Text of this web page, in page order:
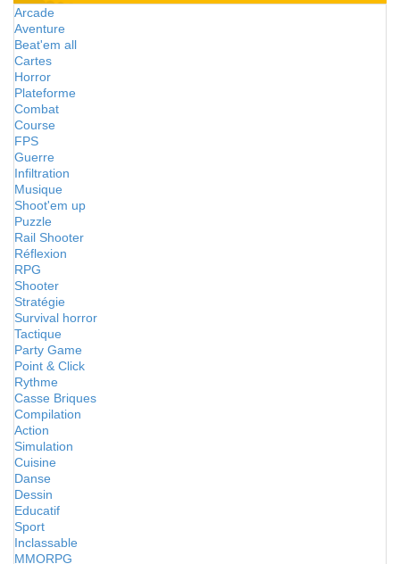
Arcade
Aventure
Beat'em all
Cartes
Horror
Plateforme
Combat
Course
FPS
Guerre
Infiltration
Musique
Shoot'em up
Puzzle
Rail Shooter
Réflexion
RPG
Shooter
Stratégie
Survival horror
Tactique
Party Game
Point & Click
Rythme
Casse Briques
Compilation
Action
Simulation
Cuisine
Danse
Dessin
Educatif
Sport
Inclassable
MMORPG